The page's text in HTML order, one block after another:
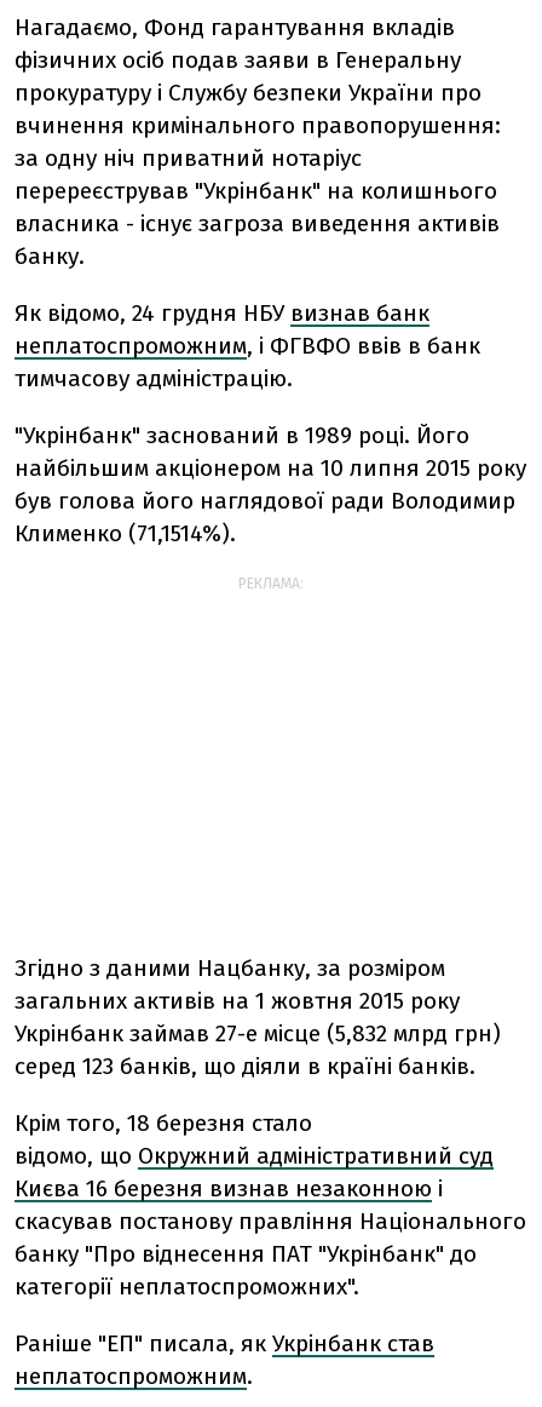
Нагадаємо, Фонд гарантування вкладів
фізичних осіб подав заяви в Генеральну
прокуратуру і Службу безпеки України про
вчинення кримінального правопорушення:
за одну ніч приватний нотаріус
перереєстрував "Укрінбанк" на колишнього
власника - існує загроза виведення активів
банку.
Як відомо, 24 грудня НБУ визнав банк
неплатоспроможним, і ФГВФО ввів в банк
тимчасову адміністрацію.
"Укрінбанк" заснований в 1989 році. Його
найбільшим акціонером на 10 липня 2015 року
був голова його наглядової ради Володимир
Клименко (71,1514%).
РЕКЛАМА:
Згідно з даними Нацбанку, за розміром
загальних активів на 1 жовтня 2015 року
Укрінбанк займав 27-е місце (5,832 млрд грн)
серед 123 банків, що діяли в країні банків.
Крім того, 18 березня стало
відомо, що Окружний адміністративний суд
Києва 16 березня визнав незаконною і
скасував постанову правління Національного
банку "Про віднесення ПАТ "Укрінбанк" до
категорії неплатоспроможних".
Раніше "ЕП" писала, як Укрінбанк став
неплатоспроможним.